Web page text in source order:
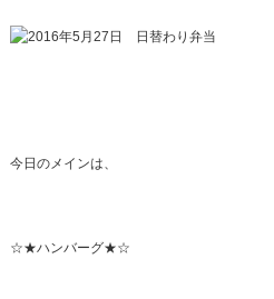
今日のメインは、
☆★ハンバーグ★☆